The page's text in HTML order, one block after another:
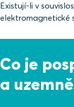
Existují-li v
elektromagnetické
Co je
a